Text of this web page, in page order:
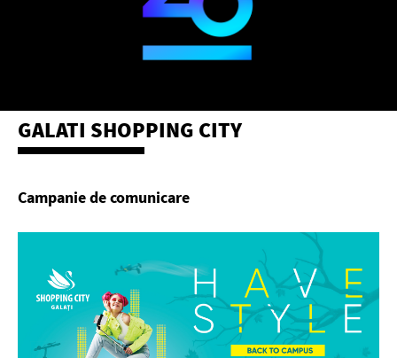
GALATI SHOPPING CITY
Campanie de comunicare